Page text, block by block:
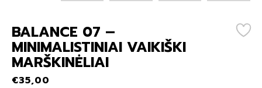
BALANCE 07 –
MINIMALISTINIAI VAIKIŠKI
MARŠKINĖLIAI
€35,00